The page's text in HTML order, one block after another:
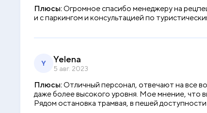
Плюсы:Огромное спасибо менеджеру на
и с паркингом и консультацией по
Y Yelena
5 авг. 2023
Плюсы:Отличный персонал, отвечают на все
даже более высокого уровня. Мое мнение, что
Рядом остановка трамвая, в пешей